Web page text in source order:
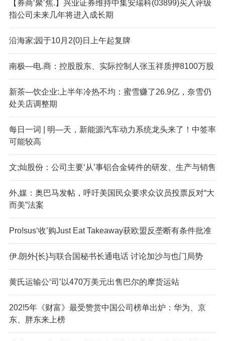
【券商‘聚’焦.】兴业证券维持中集安瑞科(03899)买入评级
指公司未来几年将进入成长期
沿海家;园于10月2{0}日上午起复牌
南极—电.商：控股股东、实际控制人张玉祥质押8100万股
新茶—饮企业:上半年冷热不均：蜜雪赚了26.9亿，奈雪仍
处关店调整期
每日一词 | 明—天，新能源汽车动力系统龙头来了！中签率
可能较高
文;灿股份：公司主要‘从’事铝合金铸件的研发、生产与销售
外,媒：奥巴马发帖，呼吁美国民众要求众议员投票反对“大
而美”法案
Pro!sus‘收’购Just Eat Takeaway获欧盟反垄断有条件批准
伊.朗外{长}与联合国秘书长通电话 讨论加沙与也门局势
黄氏运输公‘司’以470万美元出售巴尔的摩货运站
202!5年《财富》最受赞赏中国公司榜单出炉：华为、京
东、胖东来上榜